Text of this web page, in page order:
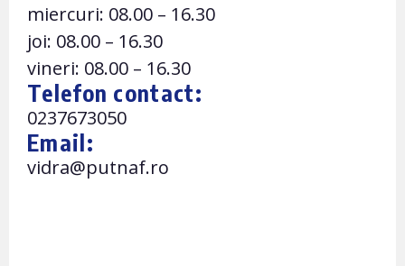
miercuri: 08.00 – 16.30
joi: 08.00 – 16.30
vineri: 08.00 – 16.30
Telefon contact:
0237673050
Email:
vidra@putnaf.ro